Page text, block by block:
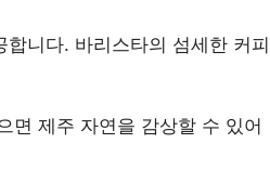
니다. 바리스타의 섬세한 커피
면 제주 자연을 감상할 수 있어